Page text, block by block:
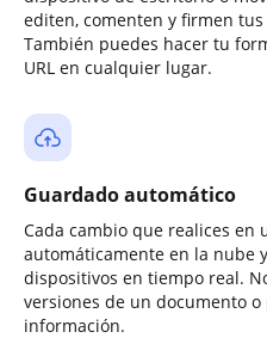
editen, comenten y firmen
También puedes hacer tu
URL en cualquier lugar.
Guardado automático
Cada cambio que realices en
automáticamente en la nube
dispositivos en tiempo real.
versiones de un documento
información.